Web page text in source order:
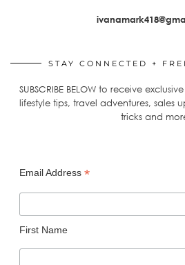
STAY CONNECTED +
SUBSCRIBE BELOW to receive
lifestyle tips, travel adventures, sales
tricks and
Email Address *
First Name